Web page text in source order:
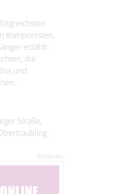
Komponisten,
erzählt
die
und
Straße,
WERBUNG